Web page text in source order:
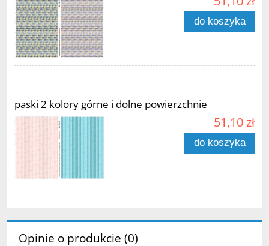
do koszyka
paski 2 kolory górne i dolne powierzchnie
51,10 zł
do koszyka
Opinie o produkcie (0)